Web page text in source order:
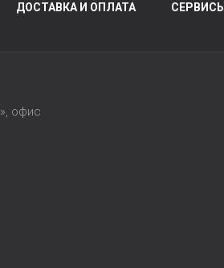
ДОСТАВКА И ОПЛАТА СЕРВИСЫ
офис